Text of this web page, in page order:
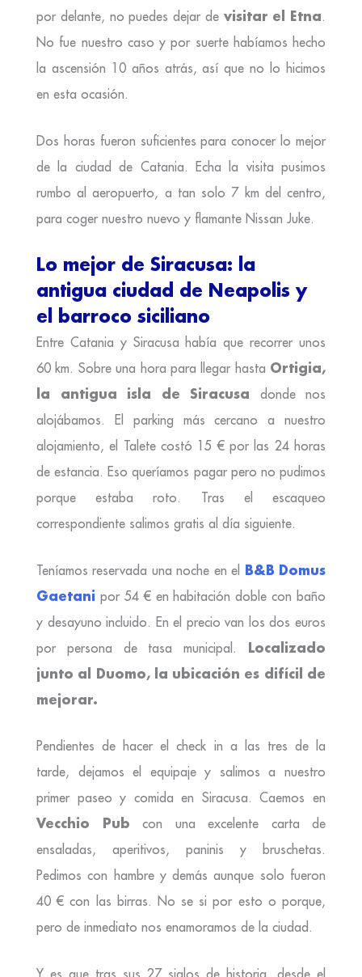
por delante, no puedes dejar de visitar el Etna.
No fue nuestro caso y por suerte habíamos hecho
la ascensión 10 años atrás, así que no lo hicimos
en esta ocasión.
Dos horas fueron suficientes para conocer lo mejor
de la ciudad de Catania. Echa la visita pusimos
rumbo al aeropuerto, a tan solo 7 km del centro,
para coger nuestro nuevo y flamante Nissan Juke.
Lo mejor de Siracusa: la
antigua ciudad de Neapolis y
el barroco siciliano
Entre Catania y Siracusa había que recorrer unos
60 km. Sobre una hora para llegar hasta Ortigia,
la antigua isla de Siracusa donde nos
alojábamos. El parking más cercano a nuestro
alojamiento, el Talete costó 15 € por las 24 horas
de estancia. Eso queríamos pagar pero no pudimos
porque estaba roto. Tras el escaqueo
correspondiente salimos gratis al día siguiente.
Teníamos reservada una noche en el B&B Domus
Gaetani por 54 € en habitación doble con baño
y desayuno incluido. En el precio van los dos euros
por persona de tasa municipal. Localizado
junto al Duomo, la ubicación es difícil de
mejorar.
Pendientes de hacer el check in a las tres de la
tarde, dejamos el equipaje y salimos a nuestro
primer paseo y comida en Siracusa. Caemos en
Vecchio Pub con una excelente carta de
ensaladas, aperitivos, paninis y bruschetas.
Pedimos con hambre y demás aunque solo fueron
40 € con las birras. No se si por esto o porque,
pero de inmediato nos enamoramos de la ciudad.
Y es que tras sus 27 siglos de historia, desde el